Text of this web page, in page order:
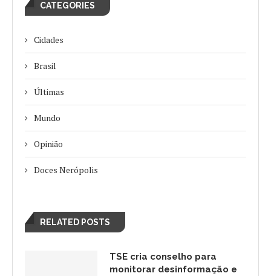
CATEGORIES
Cidades
Brasil
Últimas
Mundo
Opinião
Doces Nerópolis
RELATED POSTS
TSE cria conselho para
monitorar desinformação e